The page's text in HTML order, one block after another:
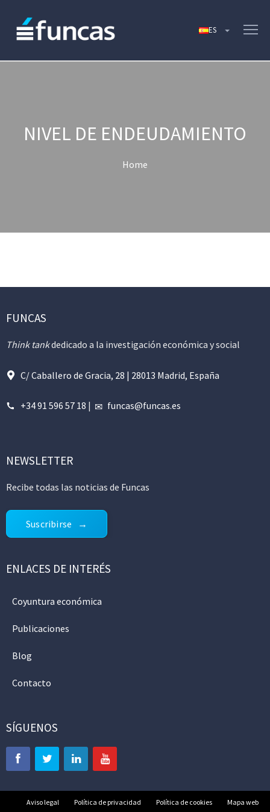
NIVEL DE ENDEUDAMIENTO
Home
FUNCAS
Think tankdedicado a la investigación económica y social
C/ Caballero de Gracia, 28 | 28013 Madrid, España
+34 91 596 57 18 | funcas@funcas.es
NEWSLETTER
Recibe todas las noticias de Funcas
Suscribirse
ENLACES DE INTERÉS
Coyuntura económica
Publicaciones
Blog
Contacto
SÍGUENOS
Aviso legal Política de privacidad Política de cookies Mapa web